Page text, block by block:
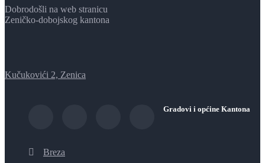
Dobrodošli na web stranicu
Zeničko-dobojskog kantona
Kučukovići 2, Zenica
Gradovi i općine Kantona
Breza